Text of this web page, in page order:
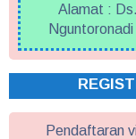
Alamat :
Pendaftaran